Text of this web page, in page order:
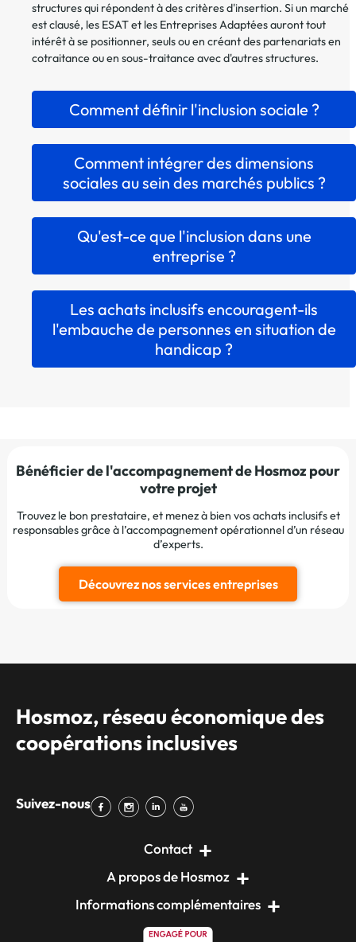
structures qui répondent à des critères d'insertion. Si un marché
est clausé, les ESAT et les Entreprises Adaptées auront tout
intérêt à se positionner, seuls ou en créant des partenariats en
cotraitance ou en sous-traitance avec d'autres structures.
Comment définir l'inclusion sociale ?
Comment intégrer des dimensions
sociales au sein des marchés publics ?
Qu'est-ce que l'inclusion dans une
entreprise ?
Les achats inclusifs encouragent-ils
l'embauche de personnes en situation de
handicap ?
Bénéficier de l'accompagnement de Hosmoz pour
votre projet
Trouvez le bon prestataire, et menez à bien vos achats inclusifs et
responsables grâce à l’accompagnement opérationnel d’un réseau
d’experts.
Découvrez nos services entreprises
Hosmoz, réseau économique des
coopérations inclusives
Suivez-nous
Contact
A propos de Hosmoz
Informations complémentaires